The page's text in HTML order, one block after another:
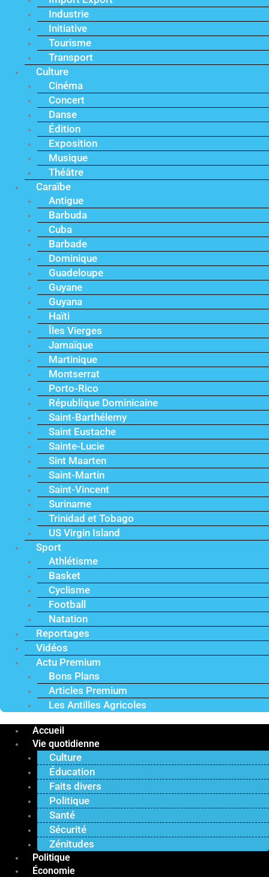
Industrie
Initiative
Tourisme
Transport
Culture
Cinéma
Concert
Danse
Édition
Exposition
Musique
Théâtre
Caraïbe
Antigue
Barbuda
Cuba
Barbade
Dominique
Guadeloupe
Guyane
Guyana
Haïti
Îles Vierges
Jamaïque
Martinique
Montserrat
Porto-Rico
République Dominicaine
Saint-Barthélemy
Saint Eustache
Sainte-Lucie
Sint Maarten
Saint-Martin
Saint-Vincent
Suriname
Trinidad et Tobago
US Virgin Island
Sport
Athlétisme
Basket
Cyclisme
Football
Natation
Reportages
Vidéos
Actu Premium
Bons Plans
Articles Premium
Les Antilles Agricoles
Accueil
Vie quotidienne
Culture
Éducation
Faits divers
Politique
Santé
Sécurité
Zénitudes
Politique
Économie